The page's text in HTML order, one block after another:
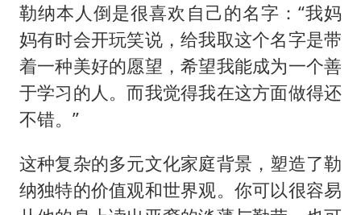
勒纳本人倒是很喜欢自己的名字：“我妈
妈有时会开玩笑说，给我取这个名字是带
着一种美好的愿望，希望我能成为一个善
于学习的人。而我觉得我在这方面做得还
不错。”
这种复杂的多元文化家庭背景，塑造了勒
纳独特的价值观和世界观。你可以很容易